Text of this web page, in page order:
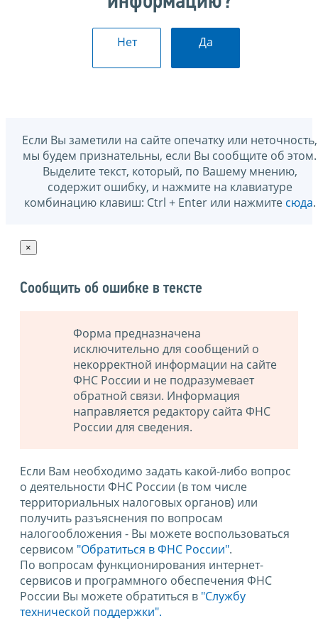
Нет Да
Если Вы заметили на сайте опечатку или неточность,
мы будем признательны, если Вы сообщите об этом.
Выделите текст, который, по Вашему мнению,
содержит ошибку, и нажмите на клавиатуре
комбинацию клавиш: Ctrl + Enter или нажмите сюда.
×
Сообщить об ошибке в тексте
Форма предназначена
исключительно для сообщений о
некорректной информации на сайте
ФНС России и не подразумевает
обратной связи. Информация
направляется редактору сайта ФНС
России для сведения.
Если Вам необходимо задать какой-либо вопрос
о деятельности ФНС России (в том числе
территориальных налоговых органов) или
получить разъяснения по вопросам
налогообложения - Вы можете воспользоваться
сервисом "Обратиться в ФНС России".
По вопросам функционирования интернет-
сервисов и программного обеспечения ФНС
России Вы можете обратиться в "Службу
технической поддержки".